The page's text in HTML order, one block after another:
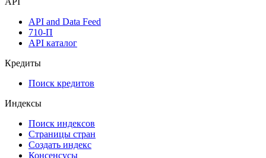
Мобильное приложение Cbonds
API
API and Data Feed
API каталог
Кредиты
Поиск кредитов
Индексы